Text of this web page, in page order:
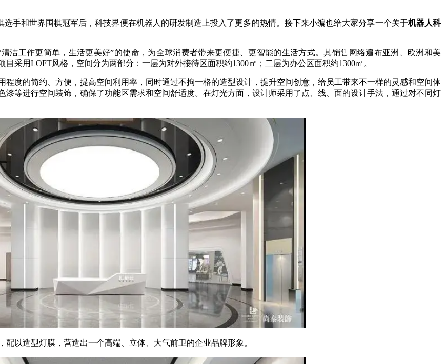
选手和世界围棋冠军后，科技界便在机器人的研发制造上投入了更多的热情。接下来小编也给大家分享一个关于机器人科
洁工作更简单，生活更美好”的使命，为全球消费者带来更便捷、更智能的生活方式。其销售网络遍布亚洲、欧洲和美
采用LOFT风格，空间分为两部分：一层为对外接待区面积约1300㎡；二层为办公区面积约1300㎡。
度的简约、方便，提高空间利用率，同时通过不拘一格的造型设计，提升空间创意，给员工带来不一样的灵感和空间体
等进行空间装饰，确保了功能区需求和空间舒适度。在灯光方面，设计师采用了点、线、面的设计手法，通过对不同灯
以造型灯膜，营造出一个高端、立体、大气前卫的企业品牌形象。